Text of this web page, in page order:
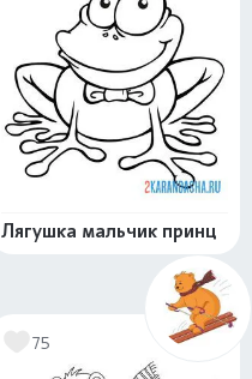
Лягушка мальчик принц
75